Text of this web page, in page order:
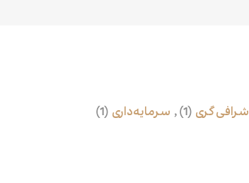
اشرافی‌گری (1)
, سرمایه‌داری (1)